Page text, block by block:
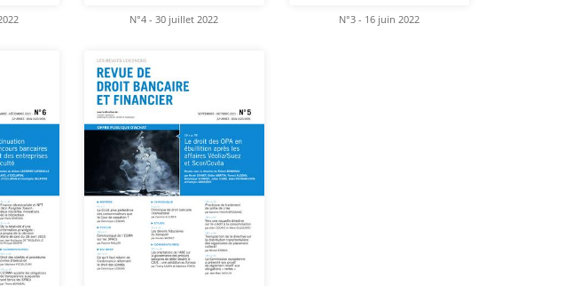
N°4 - 30 juillet 2022 N°3 - 16 juin 2022